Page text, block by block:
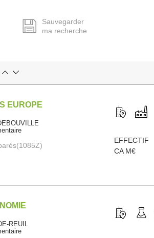
Sauvegarder
ma recherche
EUROPE
EFFECTIF
CA M€
REUIL